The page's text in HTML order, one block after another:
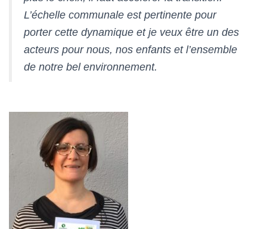
L’échelle communale est pertinente pour
porter cette dynamique et je veux être un des
acteurs pour nous, nos enfants et l’ensemble
de notre bel environnement.